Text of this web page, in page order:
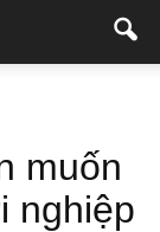
muốn
nghiệp